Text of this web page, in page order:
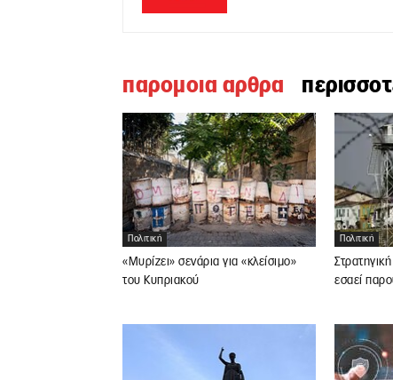
παρομοια αρθρα
Πολιτική
«Μυρίζει» σενάρια για «κλείσιμο»
του Κυπριακού
Πολιτική
εσαεί